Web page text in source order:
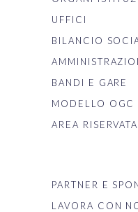
UFFICI
BILANCIO
BANDI E GARE
MODELLO OGC
AREA RISERVATA
PARTNER E
LAVORA CON